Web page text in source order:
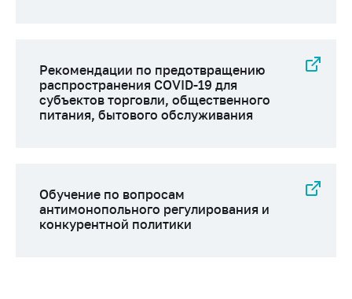
Рекомендации по предотвращению
распространения COVID-19 для
субъектов торговли, общественного
питания, бытового обслуживания
Обучение по вопросам
антимонопольного регулирования и
конкурентной политики